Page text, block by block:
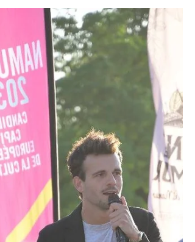
01/06/2025 ✨ The
Economic Diplomacy Day
2025 – Une 4e édition
historique
Le 1er juin 2025, The Economic
Diplomacy Day a réuni 67 ambassadeurs
et plus de 260 participants au Château de
Lavaux-Sainte-Anne. Une journée unique,
entre connexions humaines, diplomatie
économique et rencontres inspirantes.
Revivez cette 4e édition à travers notre
aftermovie et les photos officielles